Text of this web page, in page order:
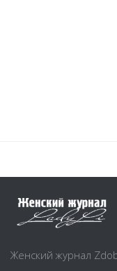
Красота
Мода и шоппинг
Женский журнал